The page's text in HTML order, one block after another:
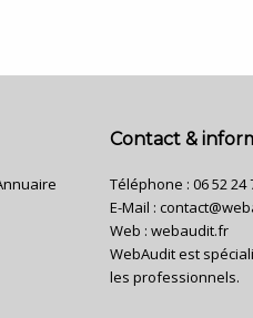
Contact &
Téléphone : 06 52 24
E-Mail :
Web : webaudit.fr
WebAudit est
les professionnels.